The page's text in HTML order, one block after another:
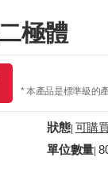
極體
* 本產品是標準級的
狀態| 可購
單位數量 |